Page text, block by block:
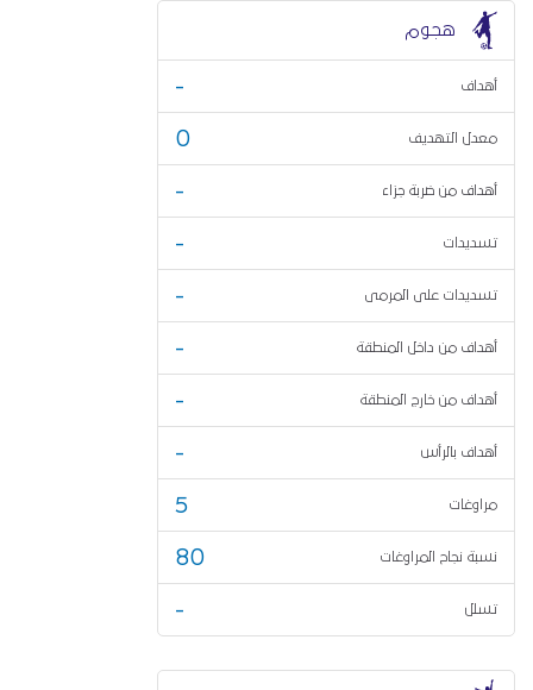
هجوم
أهداف -
معدل التهديف 0
أهداف من ضربة جزاء -
تسديدات -
تسديدات على المرمى -
أهداف من داخل المنطقة -
أهداف من خارج المنطقة -
أهداف بالرأس -
مراوغات 5
نسبة نجاح المراوغات 80
تسلل -